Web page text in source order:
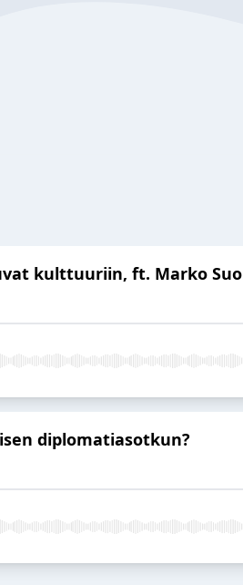
kulttuuriin, ft. Marko
diplomatiasotkun?